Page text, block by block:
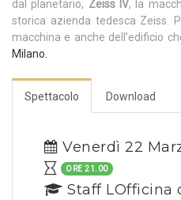
dal planetario, Zeiss IV, la
storica azienda tedesca Zeiss.
macchina e anche dell’edificio
Milano.
Spettacolo Download
Venerdì 22
ORE 21.00
Staff LOfficina